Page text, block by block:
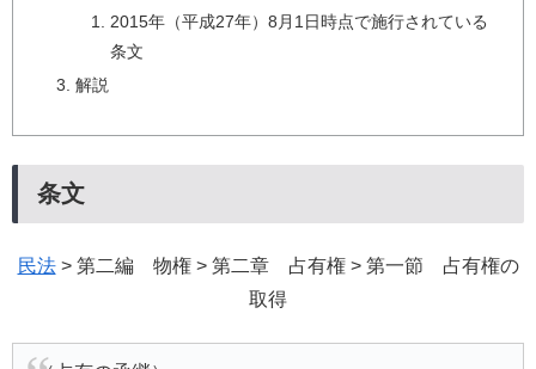
2015年（平成27年）8月1日時点で施行されている
条文
解説
条文
民法> 第二編 物権 > 第二章 占有権 > 第一節 占有権の
取得